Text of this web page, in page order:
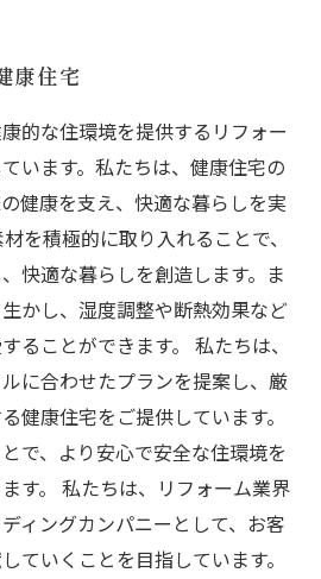
康住宅
的な住環境を提供するリフォー
います。私たちは、健康住宅の
健康を支え、快適な暮らしを実
を積極的に取り入れることで、
快適な暮らしを創造します。ま
かし、湿度調整や断熱効果など
ることができます。 私たちは、
に合わせたプランを提案し、厳
健康住宅をご提供しています。
で、より安心で安全な住環境を
す。 私たちは、リフォーム業界
ィングカンパニーとして、お客
ていくことを目指しています。